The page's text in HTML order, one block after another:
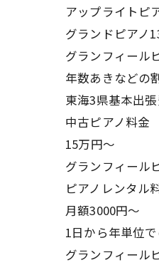
アップライトピ
グランドピアノ
グランフィール
年数あきなどの
東海3県基本出張
中古ピアノ料金
15万円〜
グランフィール
ピアノレンタル
月額3000円〜
1日から年単位
グランフィール